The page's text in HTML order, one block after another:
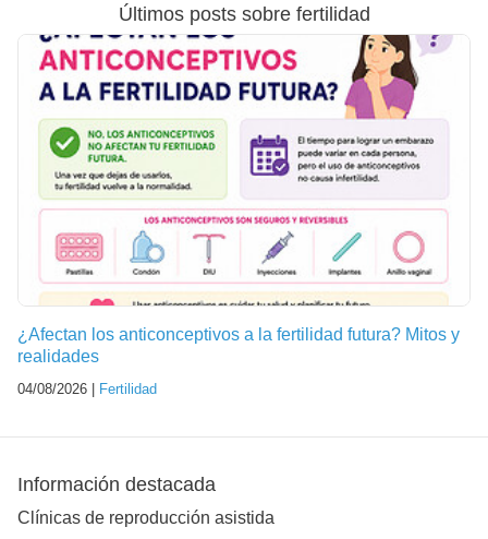
Últimos posts sobre fertilidad
¿Afectan los anticonceptivos a la fertilidad futura? Mitos y
realidades
04/08/2026 | Fertilidad
Información destacada
Clínicas de reproducción asistida